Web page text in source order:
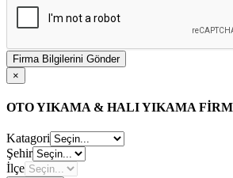
Firma Bilgilerini Gönder
×
OTO YIKAMA & HALI YIKAMA
Katagori
Şehir
İlçe